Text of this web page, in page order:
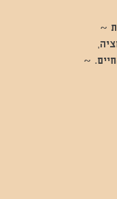
~
~